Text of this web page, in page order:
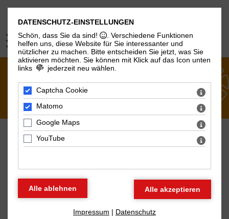
ÜBER UNS
AKTUELLES AUS DEM BBT
Internationaler Frauentag:
DATENSCHUTZ-EINSTELLUNGEN
Schön, dass Sie da sind!
. Verschiedene Funktionen
helfen uns, diese Website für Sie interessanter und
nützlicher zu machen.
Bitte entscheiden Sie jetzt, was Sie
aktivieren möchten. Sie können mit Klick auf das Icon unten
links
jederzeit neu wählen.
Captcha Cookie
Matomo
Google Maps
YouTube
Impressum | Datenschutz